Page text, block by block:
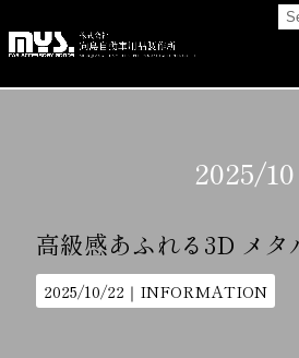
2025/10
高級感あふれる3D メタル ソリット エ
2025/10/22｜ INFORMATION